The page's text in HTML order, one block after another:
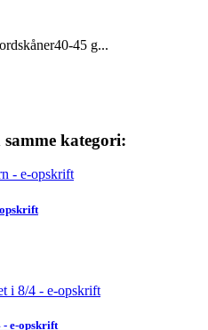
45 g...
kategori:
- e-opskrift